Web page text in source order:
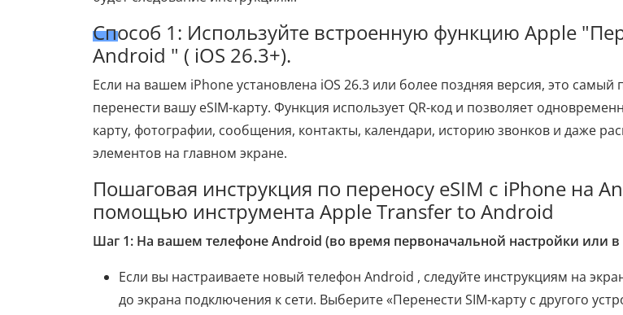
Способ 1: Используйте встроенную функцию Apple
Android " ( iOS 26.3+).
Если на вашем iPhone установлена iOS 26.3 или более поздняя версия, это самый
перенести вашу eSIM-карту. Функция использует QR-код и позволяет
карту, фотографии, сообщения, контакты, календари, историю звонков и даже
элементов на главном экране.
Пошаговая инструкция по переносу eSIM с iPhone на
помощью инструмента Apple Transfer to Android
Шаг 1: На вашем телефоне Android (во время первоначальной настройки или в
Если вы настраиваете новый телефон Android , следуйте инструкциям на
до экрана подключения к сети. Выберите «Перенести SIM-карту с другого